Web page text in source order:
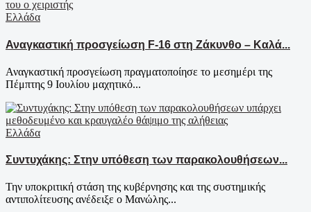
Ελλάδα
Αναγκαστική προσγείωση F-16 στη Ζάκυνθο – Καλά...
Αναγκαστική προσγείωση πραγματοποίησε το μεσημέρι της
Πέμπτης 9 Ιουλίου μαχητικό...
Ελλάδα
Συντυχάκης: Στην υπόθεση των παρακολουθήσεων...
Την υποκριτική στάση της κυβέρνησης και της συστημικής
αντιπολίτευσης ανέδειξε ο Μανώλης...